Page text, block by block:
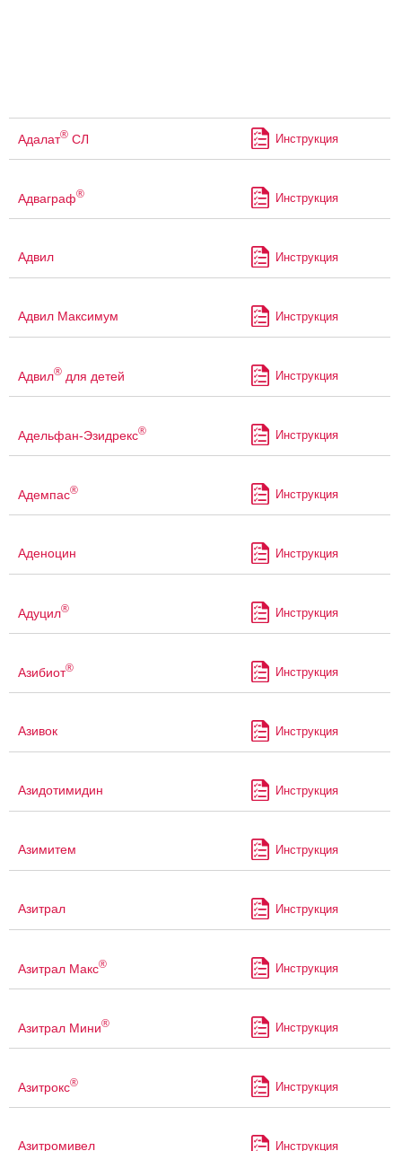
Адалат® СЛ Инструкция
Адваграф® Инструкция
Адвил Инструкция
Адвил Максимум Инструкция
Адвил® для детей Инструкция
Адельфан-Эзидрекс® Инструкция
Адемпас® Инструкция
Аденоцин Инструкция
Адуцил® Инструкция
Азибиот® Инструкция
Азивок Инструкция
Азидотимидин Инструкция
Азимитем Инструкция
Азитрал Инструкция
Азитрал Макс® Инструкция
Азитрал Мини® Инструкция
Азитрокс® Инструкция
Азитромивел Инструкция